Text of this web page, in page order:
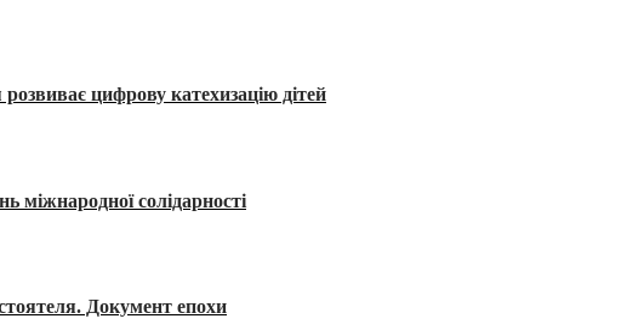
цифрову катехизацію дітей
міжнародної солідарності
Документ епохи